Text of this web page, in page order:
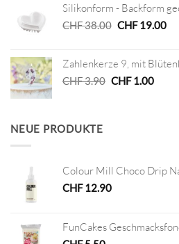
CHF 5.20CHF
Silikonform - Backform
CHF38.00 Ursprünglicher
CHF 38.00
CHF19.00
Zahlenkerze 9, mit
CHF3.90 Ursprünglicher
CHF1.00
NEUE PRODUKTE
Colour Mill Choco Drip
CHF12.90
FunCakes